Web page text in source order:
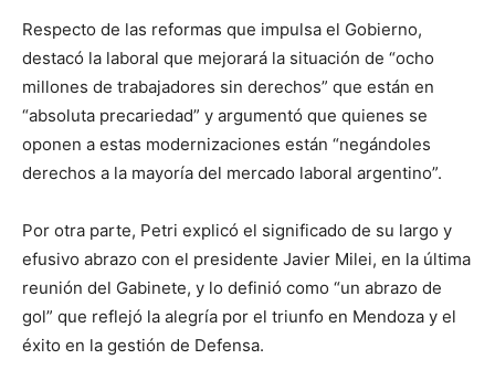
Respecto de las reformas que impulsa el Gobierno,
destacó la laboral que mejorará la situación de “ocho
millones de trabajadores sin derechos” que están en
“absoluta precariedad” y argumentó que quienes se
oponen a estas modernizaciones están “negándoles
derechos a la mayoría del mercado laboral argentino”.
Por otra parte, Petri explicó el significado de su largo y
efusivo abrazo con el presidente Javier Milei, en la última
reunión del Gabinete, y lo definió como “un abrazo de
gol” que reflejó la alegría por el triunfo en Mendoza y el
éxito en la gestión de Defensa.